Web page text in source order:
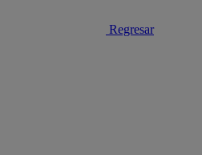
Regresar